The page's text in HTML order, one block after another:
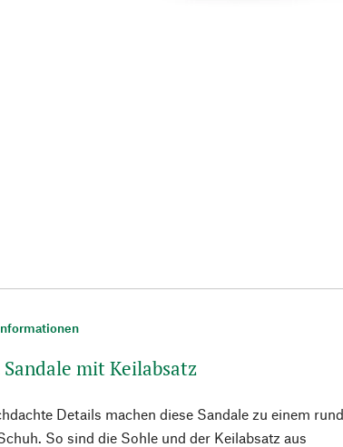
mit Keilabsatz
Details machen diese Sandale zu einem
So sind die Sohle und der Keilabsatz aus